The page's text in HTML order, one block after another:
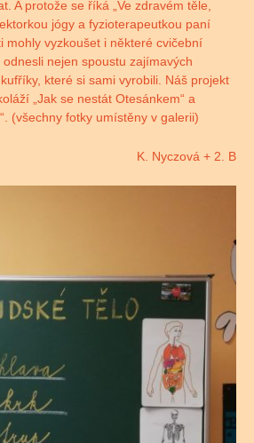
A protože se říká „Ve zdravém těle,
jógy a fyzioterapeutkou paní
mohly vyzkoušet i některé cvičební
nejen spoustu zajímavých
které si sami vyrobili. Náš projekt
„Jak se nestát Otesánkem“ a
(všechny fotky umístěny v galerii)
K. Nyczová + 2. B